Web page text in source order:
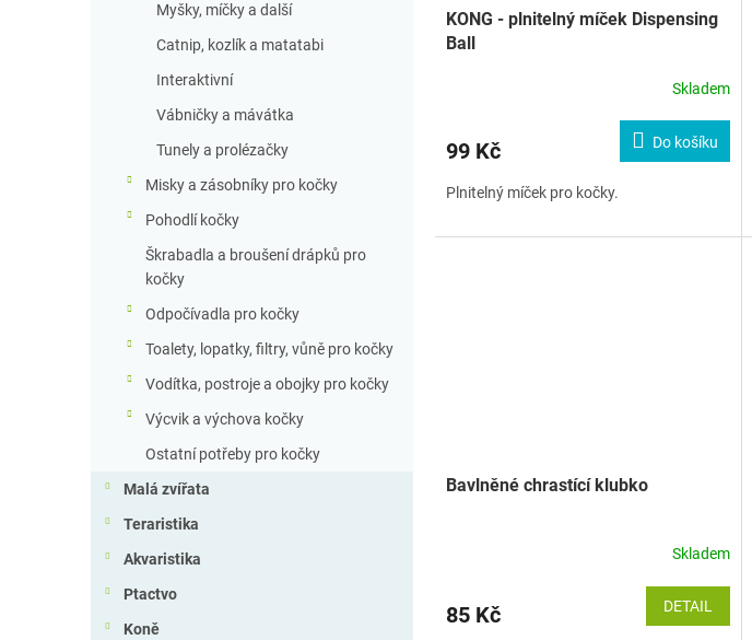
Myšky, míčky a další
Catnip, kozlík a matatabi
Interaktivní
Vábničky a mávátka
Tunely a prolézačky
Misky a zásobníky pro kočky
Pohodlí kočky
Škrabadla a broušení drápků pro
kočky
Odpočívadla pro kočky
Toalety, lopatky, filtry, vůně pro kočky
Vodítka, postroje a obojky pro kočky
Výcvik a výchova kočky
Ostatní potřeby pro kočky
Malá zvířata
Teraristika
Akvaristika
Ptactvo
Koně
KONG - plnitelný míček Dispensing
Ball
Skladem
99 Kč Do košíku
Plnitelný míček pro kočky.
Bavlněné chrastící klubko
Skladem
85 Kč DETAIL